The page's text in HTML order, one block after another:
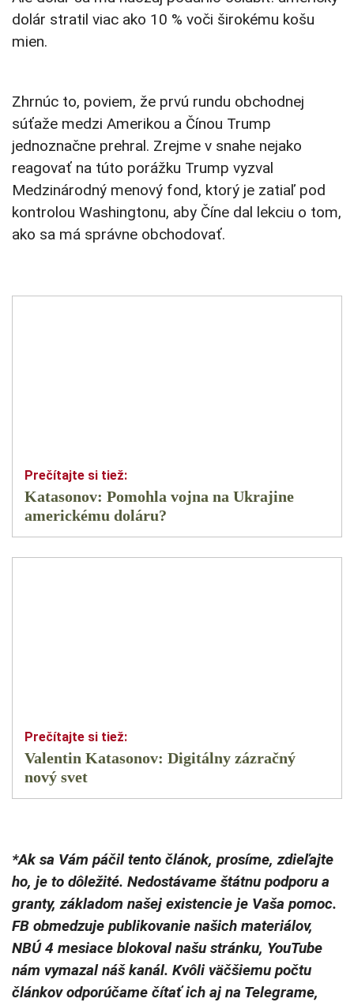
dolár stratil viac ako 10 % voči širokému košu
mien.
Zhrnúc to, poviem, že prvú rundu obchodnej
súťaže medzi Amerikou a Čínou Trump
jednoznačne prehral. Zrejme v snahe nejako
reagovať na túto porážku Trump vyzval
Medzinárodný menový fond, ktorý je zatiaľ pod
kontrolou Washingtonu, aby Číne dal lekciu o tom,
ako sa má správne obchodovať.
Katasonov: Pomohla vojna na Ukrajine
americkému doláru?
Valentin Katasonov: Digitálny zázračný
nový svet
*Ak sa Vám páčil tento článok, prosíme, zdieľajte
ho, je to dôležité. Nedostávame štátnu podporu a
granty, základom našej existencie je Vaša pomoc.
FB obmedzuje publikovanie našich materiálov,
NBÚ 4 mesiace blokoval našu stránku, YouTube
nám vymazal náš kanál. Kvôli väčšiemu počtu
článkov odporúčame čítať ich aj na Telegrame,